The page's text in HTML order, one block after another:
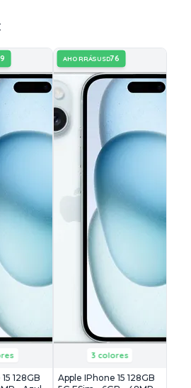
128GB
AHORRÁSUSD76
3 colores
Apple IPhone 15 128GB